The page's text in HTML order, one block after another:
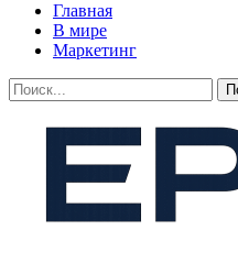
Главная
В мире
Маркетинг